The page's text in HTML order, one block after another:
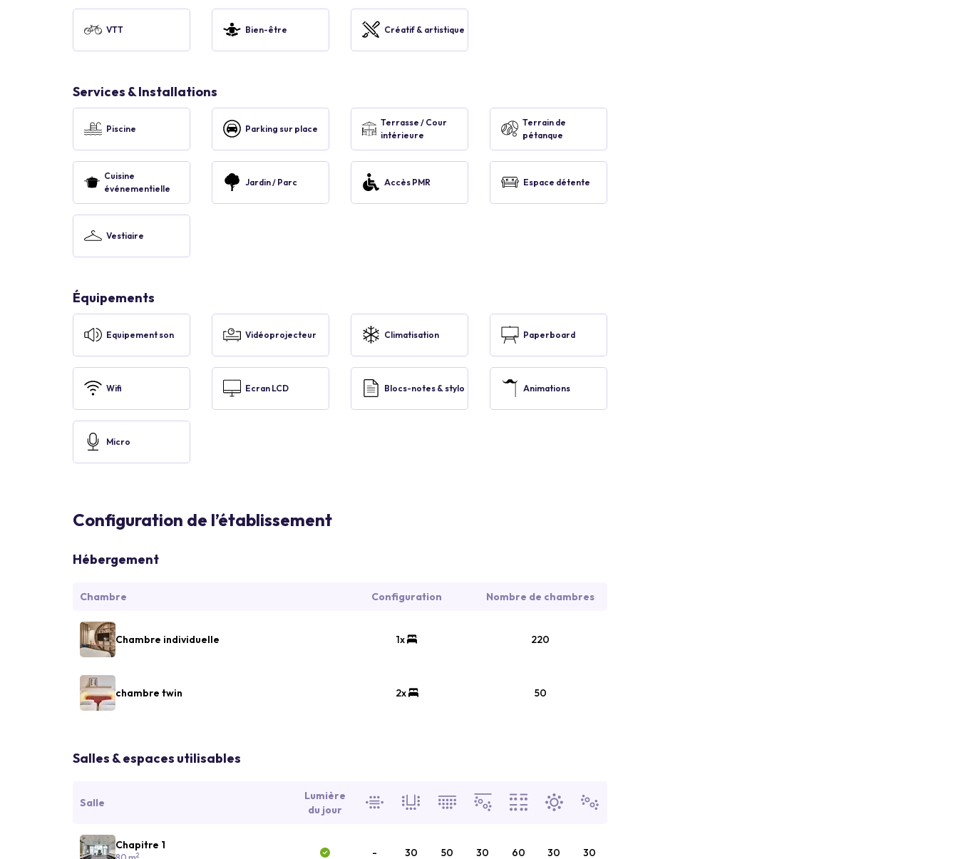
VTT Bien-être Créatif & artistique
Services & Installations
Piscine Parking sur place
Terrasse / Cour
intérieure
Terrain de
pétanque
Cuisine
événementielle
Jardin / Parc Accès PMR Espace détente
Vestiaire
Équipements
Equipement son Vidéoprojecteur Climatisation Paperboard
Wifi Ecran LCD Blocs-notes & stylo Animations
Micro
Configuration de l’établissement
Hébergement
Chambre Configuration Nombre de chambres
Chambre individuelle 1x 220
chambre twin 2x 50
Salles & espaces utilisables
Salle
Lumière
du jour
Chapitre 1
2 - 30 50 30 60 30 30